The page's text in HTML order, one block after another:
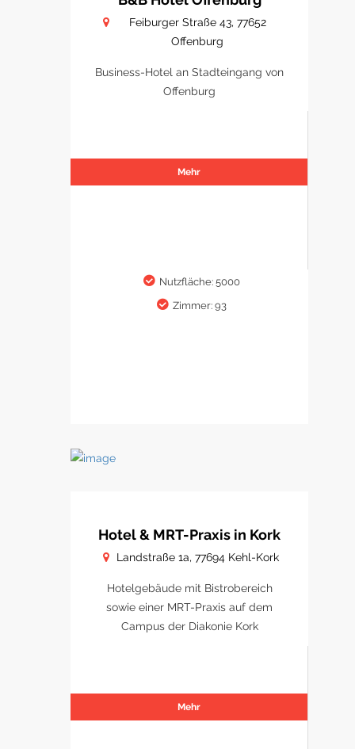
Feiburger Straße 43, 77652
Offenburg
Business-Hotel an Stadteingang von
Offenburg
Mehr
Nutzfläche: 5000
Zimmer: 93
Hotel & MRT-Praxis in Kork
Landstraße 1a, 77694 Kehl-Kork
Hotelgebäude mit Bistrobereich
sowie einer MRT-Praxis auf dem
Campus der Diakonie Kork
Mehr